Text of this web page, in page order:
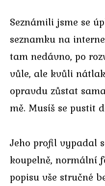
Seznámili jsme se
seznamku na
tam nedávno, po
vůle, ale kvůli
opravdu zůstat
mě. Musíš se pustit
Jeho profil vypadal
koupelně, normální
popisu vše stručné